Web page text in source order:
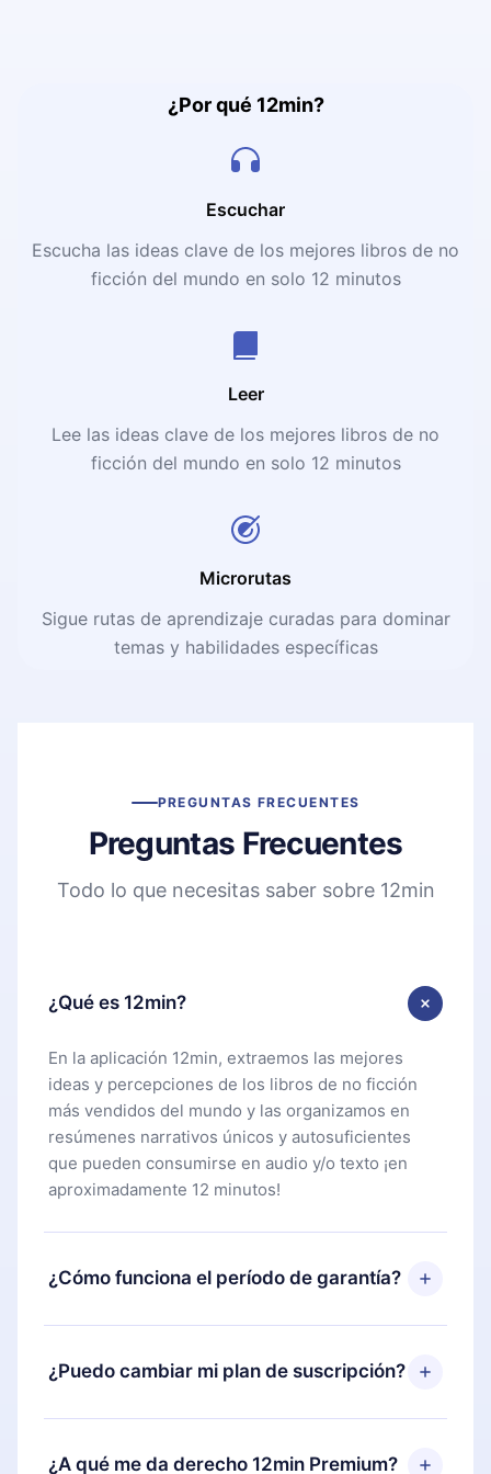
mapa hacia tu poder interior.¿Por qué 12min?
Escuchar
Escucha las ideas clave de los mejores libros de no
ficción del mundo en solo 12 minutos
Leer
Lee las ideas clave de los mejores libros de no
ficción del mundo en solo 12 minutos
Microrutas
Sigue rutas de aprendizaje curadas para dominar
temas y habilidades específicas
PREGUNTAS FRECUENTES
Preguntas Frecuentes
Todo lo que necesitas saber sobre 12min
¿Qué es 12min?
En la aplicación 12min, extraemos las mejores
ideas y percepciones de los libros de no ficción
más vendidos del mundo y las organizamos en
resúmenes narrativos únicos y autosuficientes
que pueden consumirse en audio y/o texto ¡en
aproximadamente 12 minutos!
¿Cómo funciona el período de garantía?
Puedes descargar nuestra aplicación y comenzar a
disfrutar de nuestra biblioteca. Si por alguna razón
no estás satisfecho con nuestra plataforma,
días posteriores a la compra y solicita el
¿Puedo cambiar mi plan de suscripción?
Sí, pero el cambio solo se aplicará a partir del
próximo período de facturación. Por ejemplo, si
¿A qué me da derecho 12min Premium?